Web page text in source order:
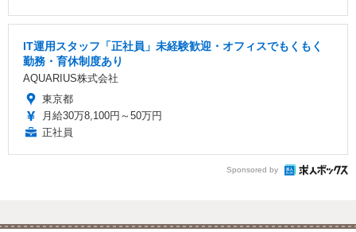
IT運用スタッフ「正社員」未経験歓迎・オフィスでもくもく
勤務・育休制度あり
AQUARIUS株式会社
東京都
月給30万8,100円～50万円
正社員
Sponsored by